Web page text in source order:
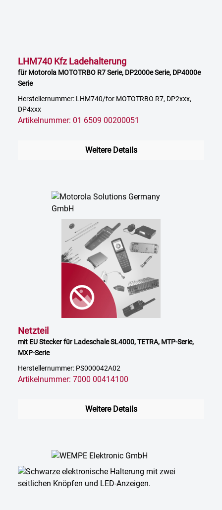
LHM740 Kfz Ladehalterung
für Motorola MOTOTRBO R7 Serie, DP2000e Serie, DP4000e
Serie
Herstellernummer: LHM740/for MOTOTRBO R7, DP2xxx,
DP4xxx
Artikelnummer: 01 6509 00200051
Weitere Details
Netzteil
mit EU Stecker für Ladeschale SL4000, TETRA, MTP-Serie,
MXP-Serie
Herstellernummer: PS000042A02
Artikelnummer: 7000 00414100
Weitere Details